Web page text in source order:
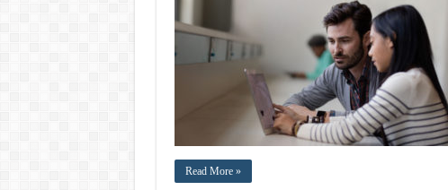
Read More »